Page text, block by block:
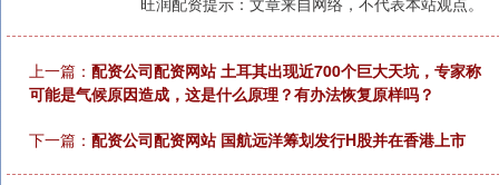
上一篇： 配资公司配资网站 土耳其出现近700个巨大天坑，专家称
可能是气候原因造成，这是什么原理？有办法恢复原样吗？
下一篇： 配资公司配资网站 国航远洋筹划发行H股并在香港上市